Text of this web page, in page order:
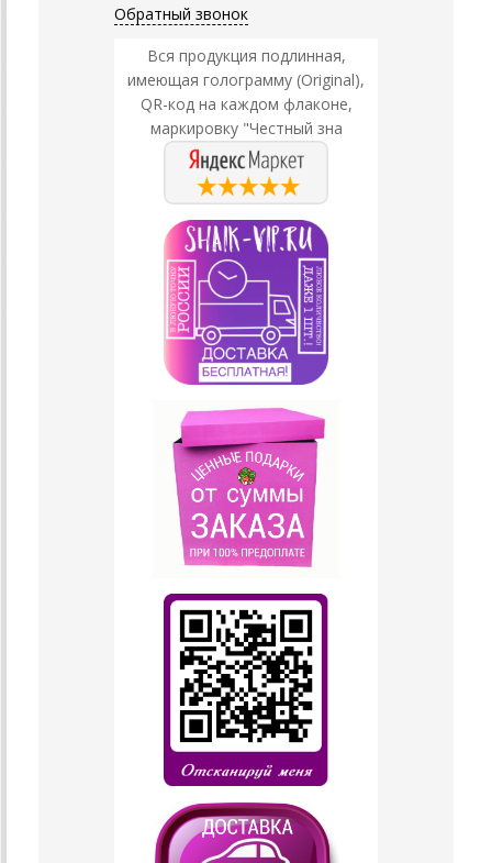
Обратный звонок
Вся продукция подлинная,
имеющая голограмму (Original),
QR-код на каждом флаконе,
маркировку "Честный зна